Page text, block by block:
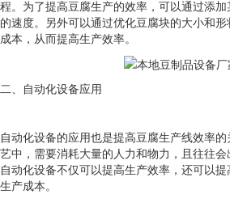
程。为了提高豆腐生产的效率，可以通过添
的速度。另外可以通过优化豆腐块的大小和
成本，从而提高生产效率。
二、自动化设备应用
自动化设备的应用也是提高豆腐生产线效率
艺中，需要消耗大量的人力和物力，且往往
自动化设备不仅可以提高生产效率，还可以
生产成本。